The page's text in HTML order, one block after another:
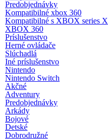
Predobjednávky
Kompatibilné xbox 360
Kompatibilné s XBOX series X
XBOX 360
Príslušenstvo
Herné ovládače
Slúchadlá
Iné príslušenstvo
Nintendo
Nintendo Switch
Akčné
Adventury
Predobjednávky
Arkády
Bojové
Detské
Dobrodružné